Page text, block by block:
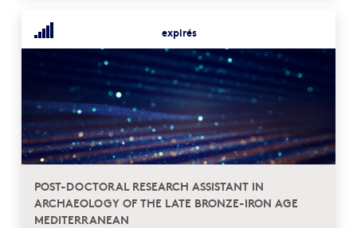
expirés
POST-DOCTORAL RESEARCH ASSISTANT IN
ARCHAEOLOGY OF THE LATE BRONZE-IRON AGE
MEDITERRANEAN